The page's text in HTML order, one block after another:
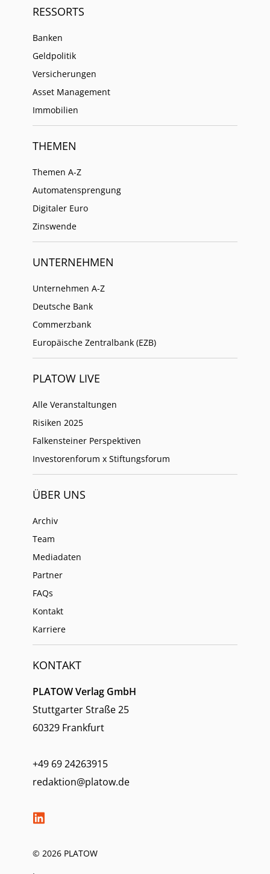
RESSORTS
Banken
Geldpolitik
Versicherungen
Asset Management
Immobilien
THEMEN
Themen A-Z
Automatensprengung
Digitaler Euro
Zinswende
UNTERNEHMEN
Unternehmen A-Z
Deutsche Bank
Commerzbank
Europäische Zentralbank (EZB)
PLATOW LIVE
Alle Veranstaltungen
Risiken 2025
Falkensteiner Perspektiven
Investorenforum x Stiftungsforum
ÜBER UNS
Archiv
Team
Mediadaten
Partner
FAQs
Kontakt
Karriere
KONTAKT
PLATOW Verlag GmbH
Stuttgarter Straße 25
60329 Frankfurt
+49 69 24263915
redaktion@platow.de
© 2026 PLATOW